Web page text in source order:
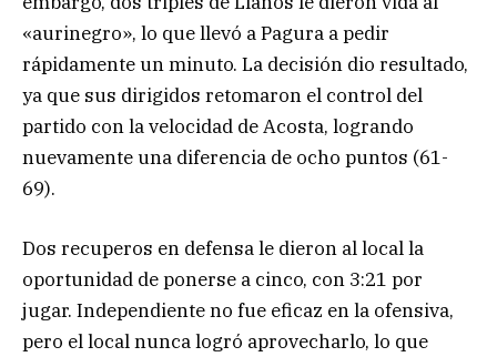
«aurinegro», lo que llevó a Pagura a pedir
rápidamente un minuto. La decisión dio resultado,
ya que sus dirigidos retomaron el control del
partido con la velocidad de Acosta, logrando
nuevamente una diferencia de ocho puntos (61-
69).
Dos recuperos en defensa le dieron al local la
oportunidad de ponerse a cinco, con 3:21 por
jugar. Independiente no fue eficaz en la ofensiva,
pero el local nunca logró aprovecharlo, lo que